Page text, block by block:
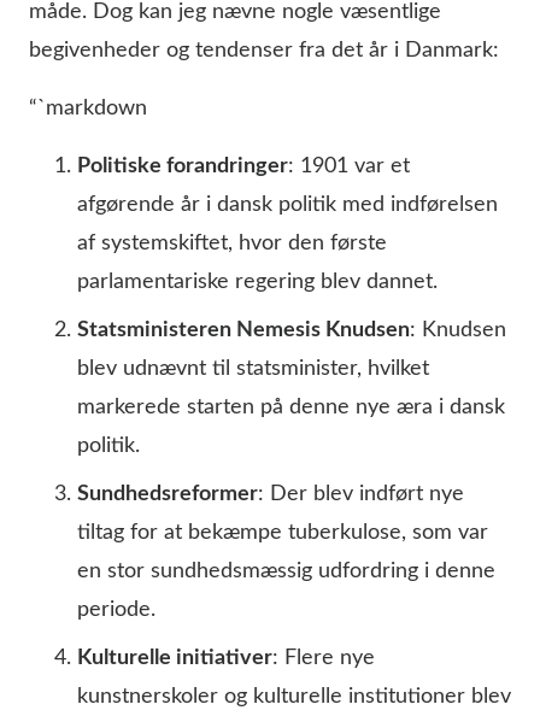
måde. Dog kan jeg nævne nogle væsentlige
begivenheder og tendenser fra det år i Danmark:
“`markdown
Politiske forandringer: 1901 var et
afgørende år i dansk politik med indførelsen
af systemskiftet, hvor den første
parlamentariske regering blev dannet.
Statsministeren Nemesis Knudsen: Knudsen
blev udnævnt til statsminister, hvilket
markerede starten på denne nye æra i dansk
politik.
Sundhedsreformer: Der blev indført nye
tiltag for at bekæmpe tuberkulose, som var
en stor sundhedsmæssig udfordring i denne
periode.
Kulturelle initiativer: Flere nye
kunstnerskoler og kulturelle institutioner blev